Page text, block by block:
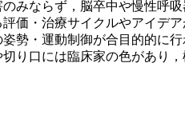
みならず，脳卒中や慢性呼
価・治療サイクルやアイデ
勢・運動制御が合目的的に
り口には臨床家の色があり